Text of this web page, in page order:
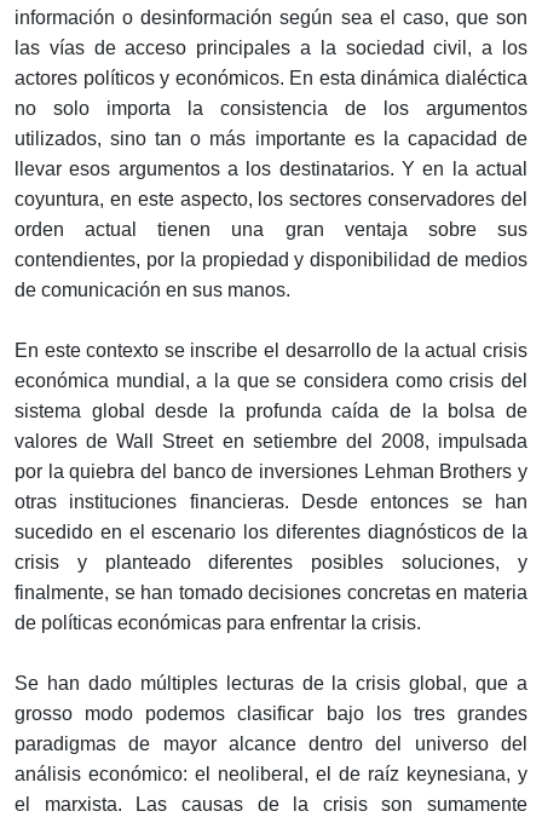
información o desinformación según sea el caso, que son
las vías de acceso principales a la sociedad civil, a los
actores políticos y económicos. En esta dinámica dialéctica
no solo importa la consistencia de los argumentos
utilizados, sino tan o más importante es la capacidad de
llevar esos argumentos a los destinatarios. Y en la actual
coyuntura, en este aspecto, los sectores conservadores del
orden actual tienen una gran ventaja sobre sus
contendientes, por la propiedad y disponibilidad de medios
de comunicación en sus manos.
En este contexto se inscribe el desarrollo de la actual crisis
económica mundial, a la que se considera como crisis del
sistema global desde la profunda caída de la bolsa de
valores de Wall Street en setiembre del 2008, impulsada
por la quiebra del banco de inversiones Lehman Brothers y
otras instituciones financieras. Desde entonces se han
sucedido en el escenario los diferentes diagnósticos de la
crisis y planteado diferentes posibles soluciones, y
finalmente, se han tomado decisiones concretas en materia
de políticas económicas para enfrentar la crisis.
Se han dado múltiples lecturas de la crisis global, que a
grosso modo podemos clasificar bajo los tres grandes
paradigmas de mayor alcance dentro del universo del
análisis económico: el neoliberal, el de raíz keynesiana, y
el marxista. Las causas de la crisis son sumamente